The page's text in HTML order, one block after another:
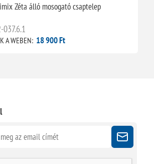
Zéta álló mosogató csaptelep
037.6.1
A WEBEN: 18 900 Ft